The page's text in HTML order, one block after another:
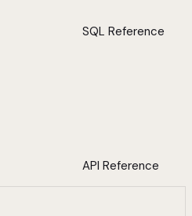
SQL Reference
API Reference